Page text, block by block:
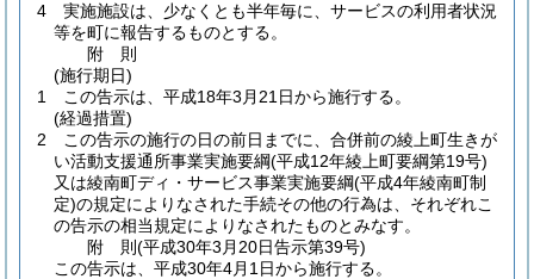
4
実施施設は、少なくとも半年毎に、サービスの利用者状況
等を町に報告するものとする。
附 則
(施行期日)
1
この告示は、平成18年3月21日から施行する。
(経過措置)
2
この告示の施行の日の前日までに、合併前の綾上町生きが
い活動支援通所事業実施要綱(平成12年綾上町要綱第19号)
又は綾南町ディ・サービス事業実施要綱(平成4年綾南町制
定)の規定によりなされた手続その他の行為は、それぞれこ
の告示の相当規定によりなされたものとみなす。
附 則(平成30年3月20日告示第39号)
この告示は、平成30年4月1日から施行する。